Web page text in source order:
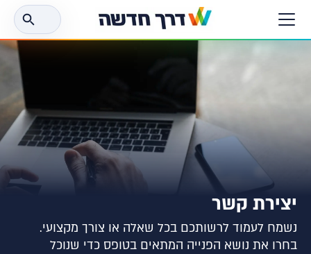
חפש
את:
יצירת קשר
נשמח לעמוד לרשותכם בכל שאלה או צורך מקצועי.
בחרו את נושא הפנייה המתאים בטופס כדי שנוכל